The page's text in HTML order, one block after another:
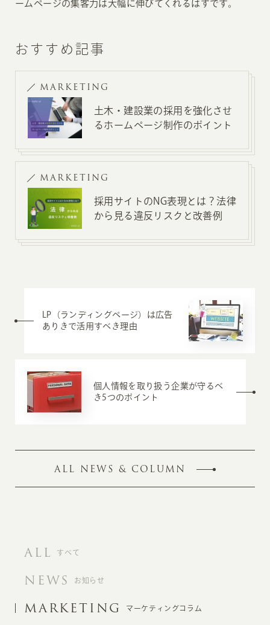
ームページの集客力は大幅に伸びてくれるはずです。
おすすめ記事
MARKETING
土木・建設業の採用を強化させ
るホームページ制作のポイント
MARKETING
採用サイトのNG表現とは？法律
から見る違反リスクと改善例
LP（ランディングページ）は広告
ありきで活用すべき理由
個人情報を取り扱う企業が守るべ
き5つのポイント
ALL NEWS & COLUMN
ALL すべて
NEWS お知らせ
MARKETING マーケティングコラム